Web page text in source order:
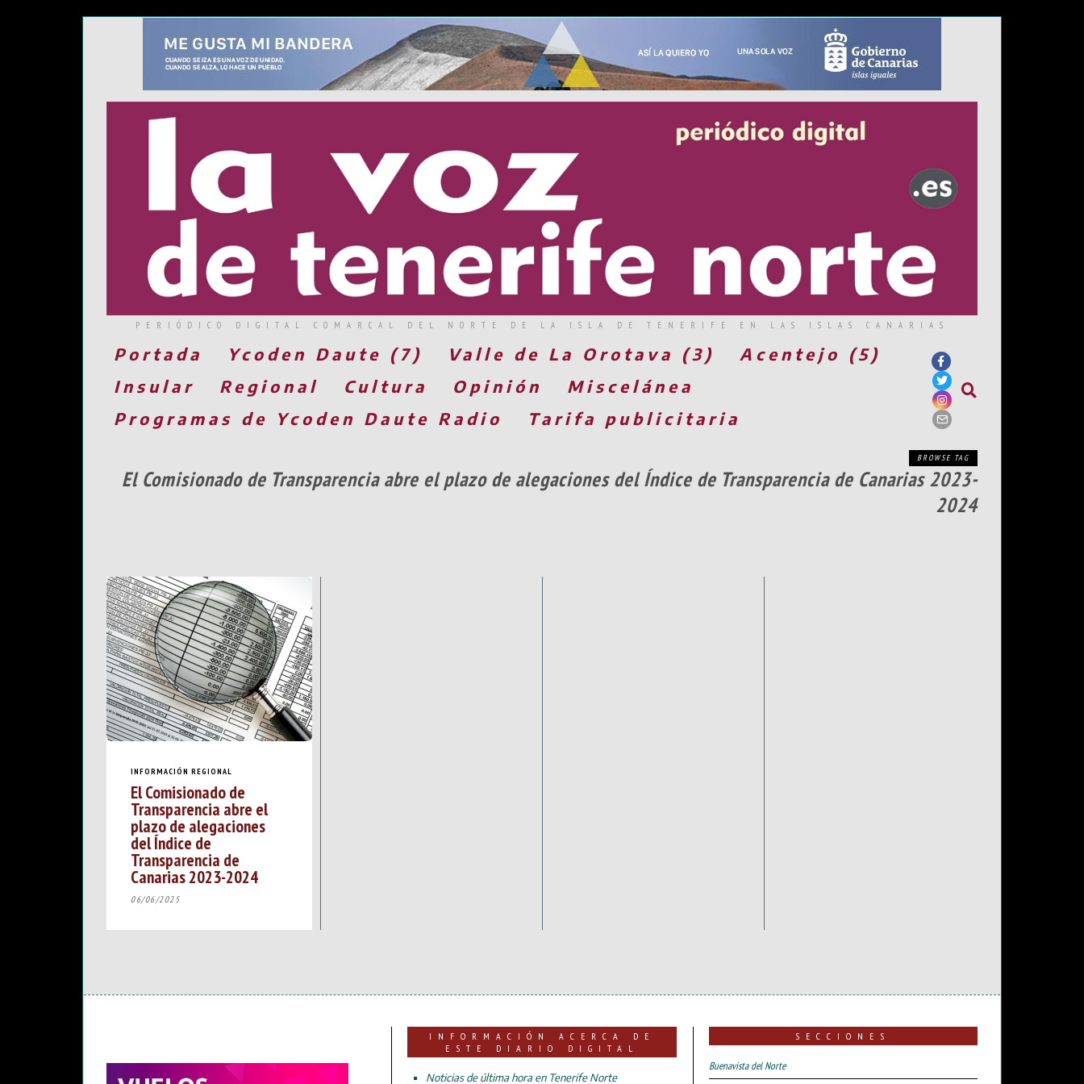
PERIÓDICO DIGITAL COMARCAL DEL NORTE DE LA ISLA DE TENERIFE EN LAS ISLAS CANARIAS
Portada Ycoden Daute (7) Valle de La Orotava (3)
Acentejo (5)
Insular
Regional Cultura Opinión
Miscelánea
Programas de Ycoden Daute Radio
Tarifa publicitaria
BROWSE TAG
El Comisionado de Transparencia abre el plazo de alegaciones del Índice de Transparencia de Canarias 2023-
2024
INFORMACIÓN REGIONAL
El Comisionado de
Transparencia abre el
plazo de alegaciones
del Índice de
Transparencia de
Canarias 2023-2024
06/06/2025
INFORMACIÓN ACERCA DE
ESTE DIARIO DIGITAL
Noticias de última hora en Tenerife Norte
SECCIONES
Buenavista del Norte